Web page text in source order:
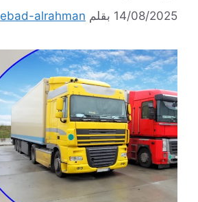
14/08/2025 بقلم ebad-alrahman